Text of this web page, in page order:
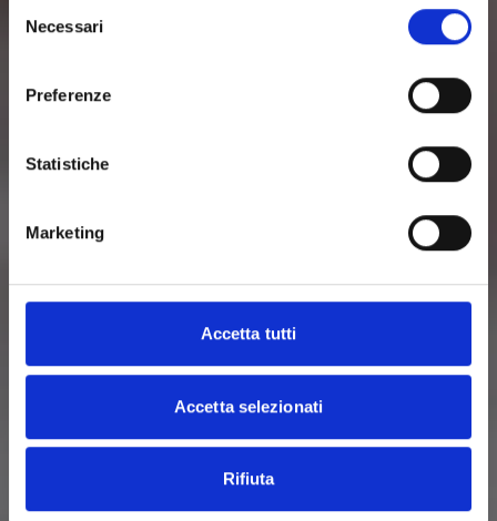
delNecessari
Preferenze
Statistiche
Marketing
Accetta tutti
Accetta selezionati
Rifiuta